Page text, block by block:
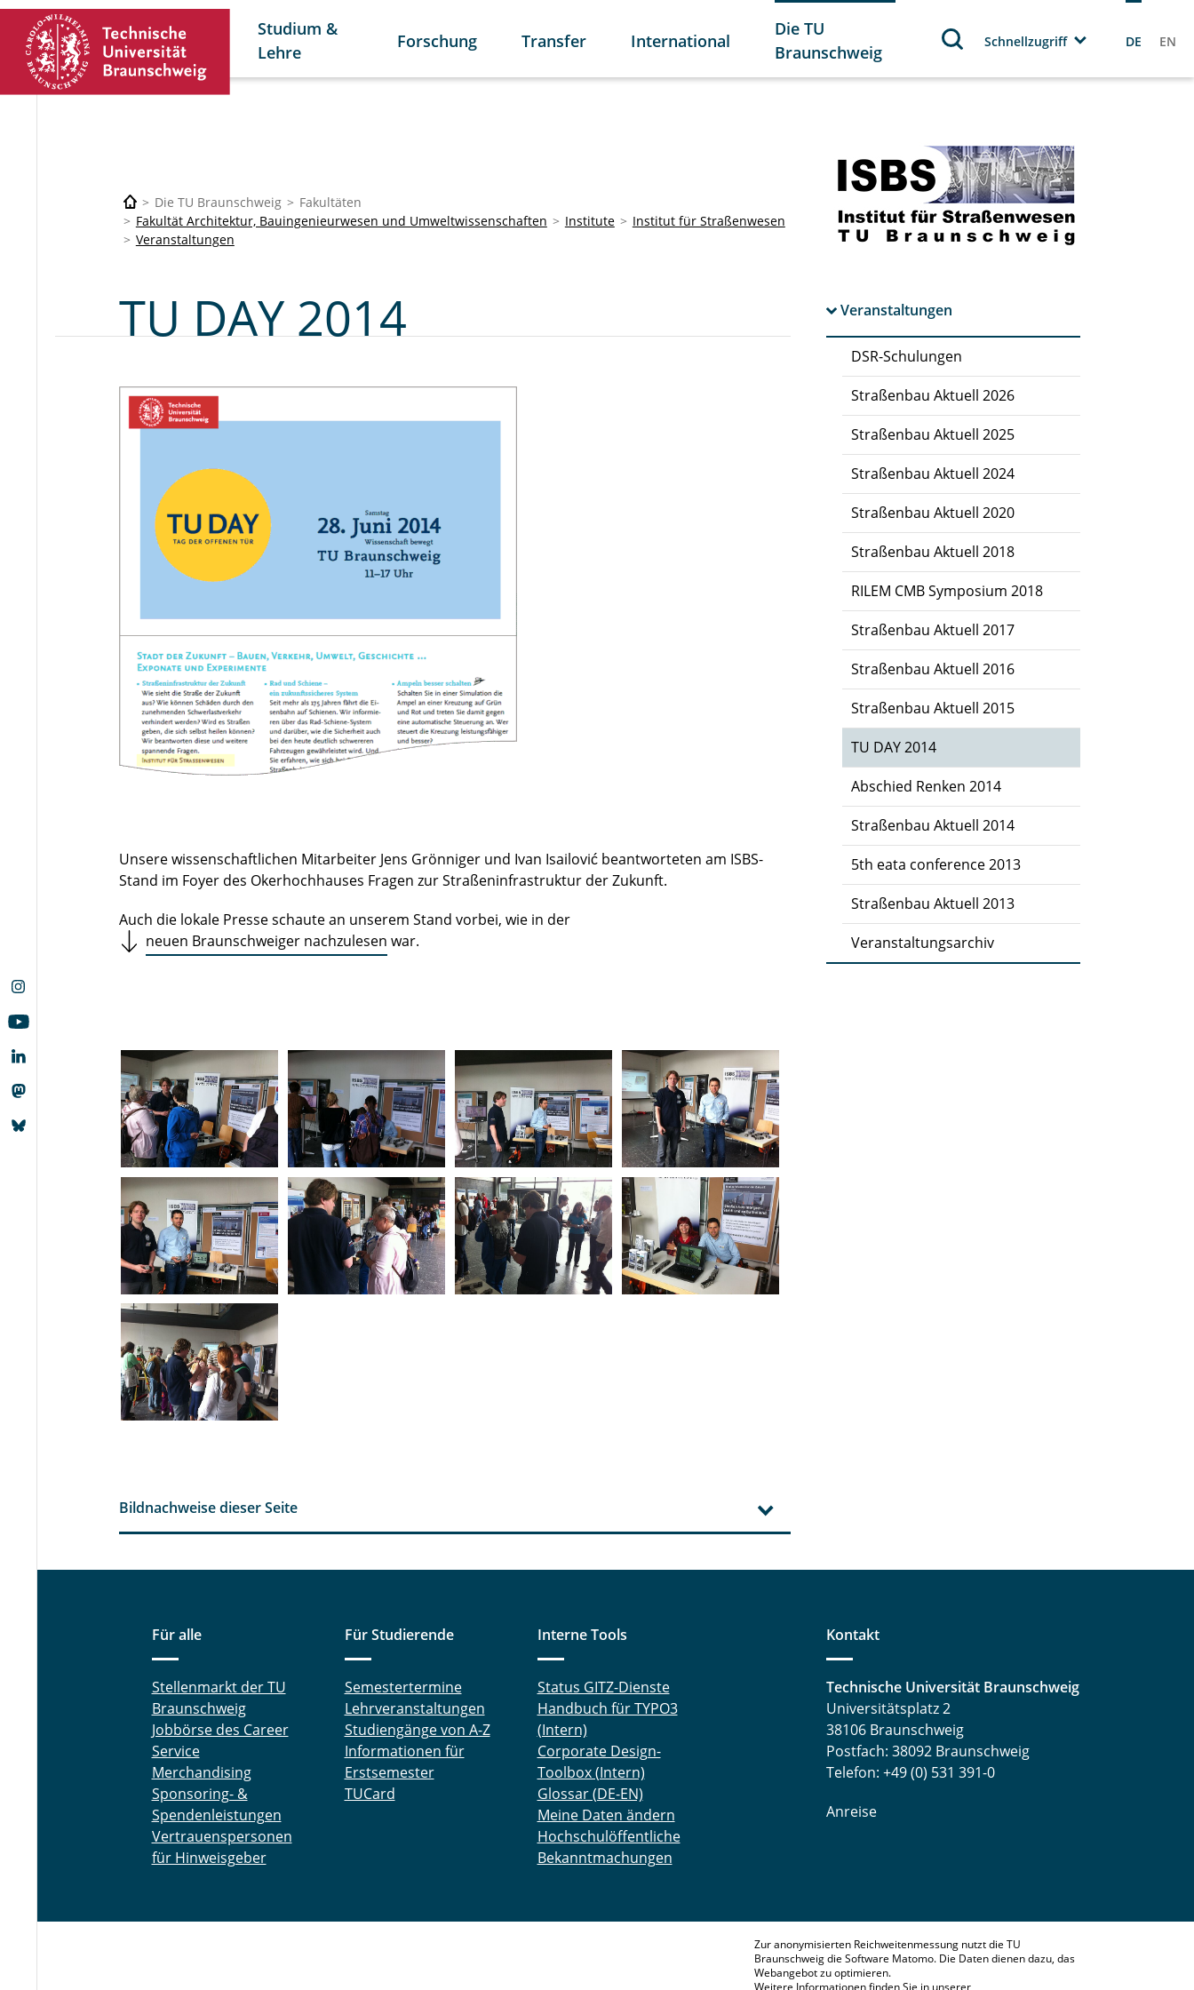
Studium &
Lehre
Forschung Transfer International
Die TU
Braunschweig
Schnellzugriff DE EN
Die TU Braunschweig
Fakultäten
Fakultät Architektur, Bauingenieurwesen und Umweltwissenschaften
Institute
Institut für Straßenwesen
Veranstaltungen
Veranstaltungen
DSR-Schulungen
Straßenbau Aktuell 2026
Straßenbau Aktuell 2025
Straßenbau Aktuell 2024
Straßenbau Aktuell 2020
Straßenbau Aktuell 2018
RILEM CMB Symposium 2018
Straßenbau Aktuell 2017
Straßenbau Aktuell 2016
Straßenbau Aktuell 2015
TU DAY 2014
Abschied Renken 2014
Straßenbau Aktuell 2014
5th eata conference 2013
Straßenbau Aktuell 2013
Veranstaltungsarchiv
TU DAY 2014
Unsere wissenschaftlichen Mitarbeiter Jens Grönniger und Ivan Isailović beantworteten am ISBS-
Stand im Foyer des Okerhochhauses Fragen zur Straßeninfrastruktur der Zukunft.
Auch die lokale Presse schaute an unserem Stand vorbei, wie in der
neuen Braunschweiger nachzulesen war.
Bildnachweise dieser Seite
Für alle
Stellenmarkt der TU
Braunschweig
Jobbörse des Career
Service
Merchandising
Sponsoring- &
Spendenleistungen
Vertrauenspersonen
für Hinweisgeber
Für Studierende
Semestertermine
Lehrveranstaltungen
Studiengänge von A-Z
Informationen für
Erstsemester
TUCard
Interne Tools
Status GITZ-Dienste
Handbuch für TYPO3
(Intern)
Corporate Design-
Toolbox (Intern)
Glossar (DE-EN)
Meine Daten ändern
Hochschulöffentliche
Bekanntmachungen
Kontakt
Technische Universität Braunschweig
Universitätsplatz 2
38106 Braunschweig
Postfach: 38092 Braunschweig
Telefon: +49 (0) 531 391-0
Anreise
Zur anonymisierten Reichweitenmessung nutzt die TU
Braunschweig die Software Matomo. Die Daten dienen dazu, das
Webangebot zu optimieren.
Weitere Informationen finden Sie in unserer